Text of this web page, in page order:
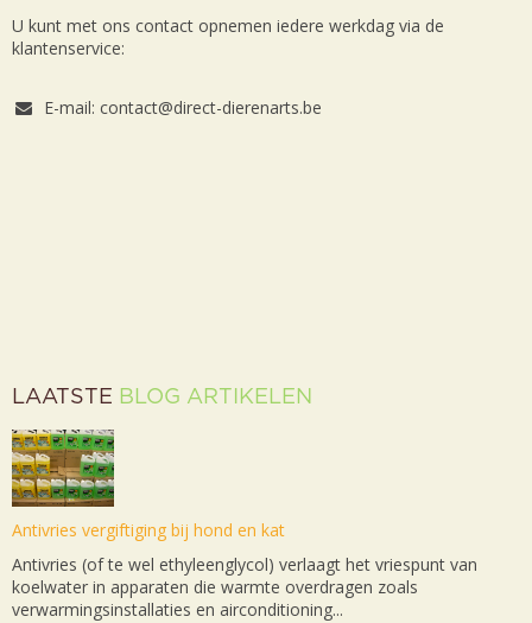
U kunt met ons contact opnemen iedere werkdag via de
klantenservice:
E-mail: contact@direct-dierenarts.be
LAATSTE BLOG ARTIKELEN
Antivries vergiftiging bij hond en kat
Antivries (of te wel ethyleenglycol) verlaagt het vriespunt van
koelwater in apparaten die warmte overdragen zoals
verwarmingsinstallaties en airconditioning...